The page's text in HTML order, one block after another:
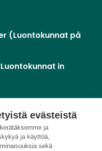
evästeistä
ja
ja käyttöä,
sekä
(Luontokunnat på
in